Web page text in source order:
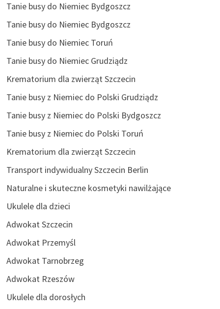
Tanie busy do Niemiec Bydgoszcz
Tanie busy do Niemiec Bydgoszcz
Tanie busy do Niemiec Toruń
Tanie busy do Niemiec Grudziądz
Krematorium dla zwierząt Szczecin
Tanie busy z Niemiec do Polski Grudziądz
Tanie busy z Niemiec do Polski Bydgoszcz
Tanie busy z Niemiec do Polski Toruń
Krematorium dla zwierząt Szczecin
Transport indywidualny Szczecin Berlin
Naturalne i skuteczne kosmetyki nawilżające
Ukulele dla dzieci
Adwokat Szczecin
Adwokat Przemyśl
Adwokat Tarnobrzeg
Adwokat Rzeszów
Ukulele dla dorosłych